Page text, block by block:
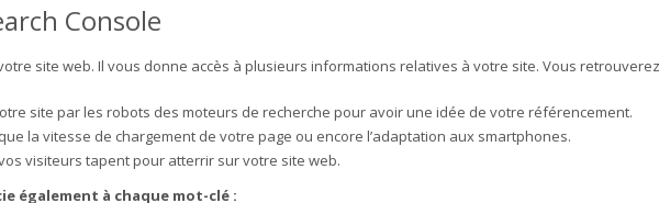
Console
site web. Il vous donne accès à plusieurs informations relatives à votre site. Vous
site par les robots des moteurs de recherche pour avoir une idée de votre référencement.
la vitesse de chargement de votre page ou encore l’adaptation aux smartphones.
visiteurs tapent pour atterrir sur votre site web.
également à chaque mot-clé :